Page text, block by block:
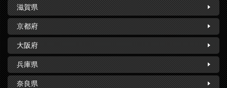
滋賀県
京都府
大阪府
兵庫県
奈良県